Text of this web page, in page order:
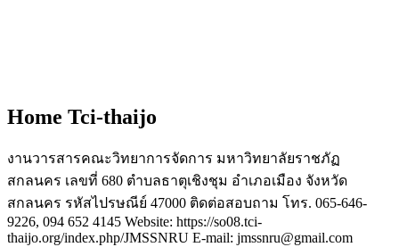
Home Tci-thaijo
งานวารสารคณะวิทยาการจัดการ มหาวิทยาลัยราชภัฏ
สกลนคร เลขที่ 680 ตำบลธาตุเชิงชุม อำเภอเมือง จังหวัด
สกลนคร รหัสไปรษณีย์ 47000 ติดต่อสอบถาม โทร. 065-646-
9226, 094 652 4145 Website: https://so08.tci-
thaijo.org/index.php/JMSSNRU E-mail: jmssnru@gmail.com